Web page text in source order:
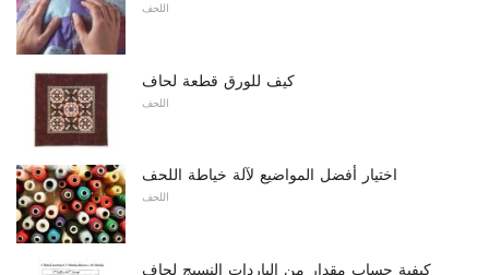
اللحف
كيف للورق قطعة لحاف
اللحف
اختيار أفضل المواضيع لآلة خياطة اللحف
اللحف
كيفية حساب مقدار من الياردات النسيج لحاف